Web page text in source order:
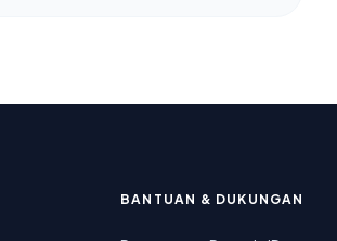
BANTUAN & DUKUNGAN